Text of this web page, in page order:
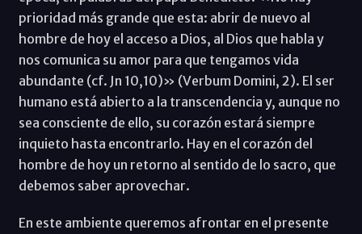
prioridad más grande que esta: abrir de nuevo al
hombre de hoy el acceso a Dios, al Dios que habla y
nos comunica su amor para que tengamos vida
abundante (cf. Jn 10,10)» (Verbum Domini, 2). El ser
humano está abierto a la transcendencia y, aunque no
sea consciente de ello, su corazón estará siempre
inquieto hasta encontrarlo. Hay en el corazón del
hombre de hoy un retorno al sentido de lo sacro, que
debemos saber aprovechar.
En este ambiente queremos afrontar en el presente